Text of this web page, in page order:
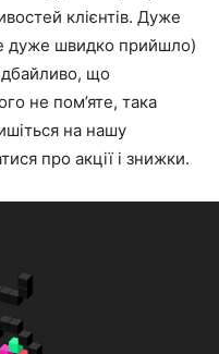
клієнтів. Дуже
дуже швидко прийшло)
дбайливо, що
не пом’яте, така
на нашу
про акції і знижки.